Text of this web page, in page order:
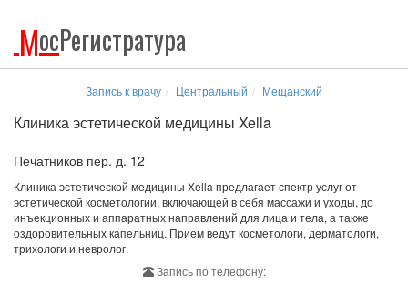
МосРегистратура
Запись к врачу Центральный Мещанский
Клиника эстетической медицины Xella
Печатников пер. д. 12
Клиника эстетической медицины Xella предлагает спектр услуг от
эстетической косметологии, включающей в себя массажи и уходы, до
инъекционных и аппаратных направлений для лица и тела, а также
оздоровительных капельниц. Прием ведут косметологи, дерматологи,
трихологи и невролог.
Запись по телефону: